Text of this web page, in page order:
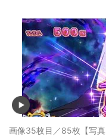
画像35枚目／85枚 【写